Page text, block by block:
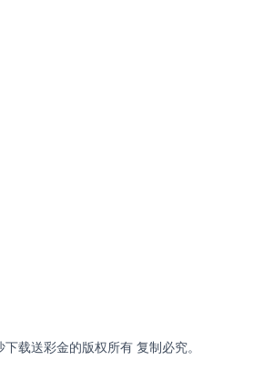
载送彩金的版权所有 复制必究。